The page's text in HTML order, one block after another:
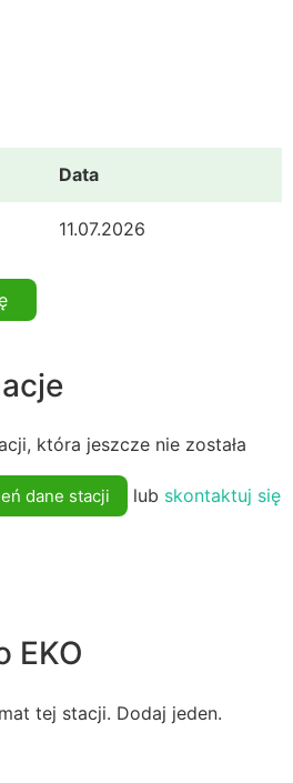
Data
11.07.2026
która jeszcze nie została
dane stacji lub skontaktuj się
EKO
tej stacji. Dodaj jeden.